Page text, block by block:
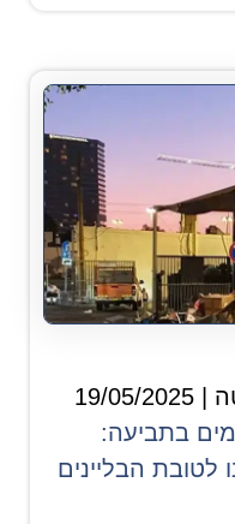
בתביעה:
לטובת הבליינים